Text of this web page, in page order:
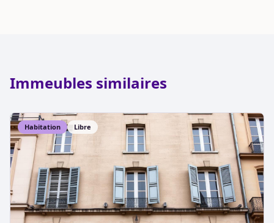
Immeubles similaires
Habitation Libre